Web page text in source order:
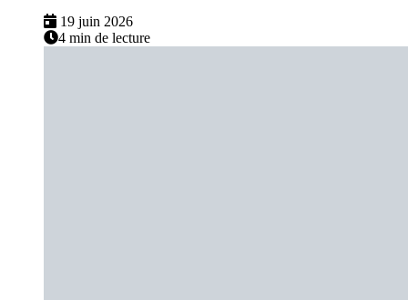
19 juin 2026
4 min de lecture